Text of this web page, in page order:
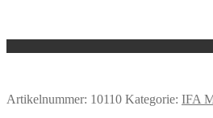
Artikelnummer: 10110 Kategorie: IFA